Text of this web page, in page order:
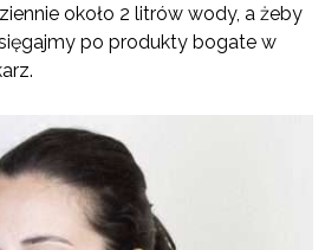
około 2 litrów wody, a żeby
po produkty bogate w